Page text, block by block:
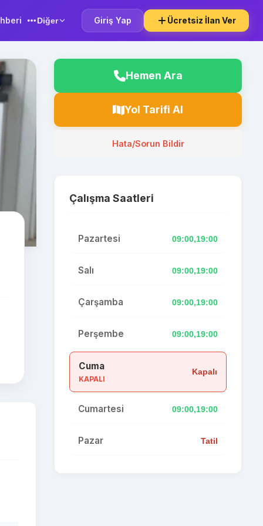
Diğer Giriş Yap Ücretsiz İlan Ver
Hemen Ara
Yol Tarifi Al
Hata/Sorun Bildir
Çalışma Saatleri
Pazartesi 09:00,19:00
Salı 09:00,19:00
Çarşamba 09:00,19:00
Perşembe 09:00,19:00
Cuma
KAPALI
Kapalı
Cumartesi 09:00,19:00
Pazar Tatil